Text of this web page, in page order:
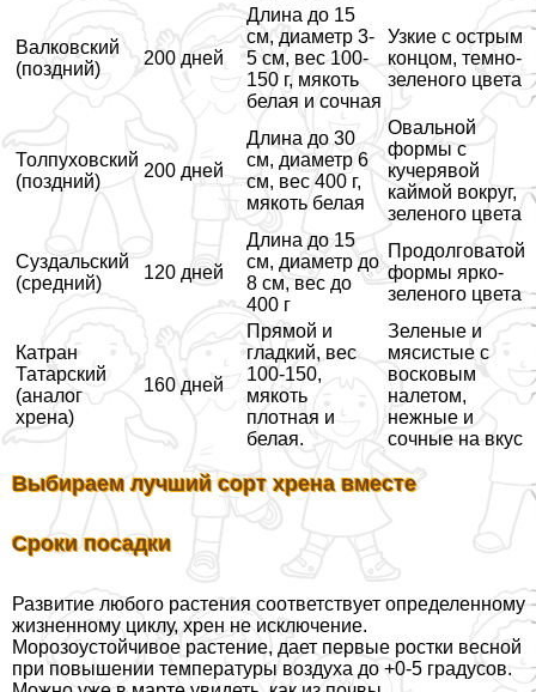
Валковский
(поздний)
200 дней
Длина до 15
см, диаметр 3-
5 см, вес 100-
150 г, мякоть
белая и сочная
Узкие с острым
концом, темно-
зеленого цвета
Толпуховский
(поздний)
200 дней
Длина до 30
см, диаметр 6
см, вес 400 г,
мякоть белая
Овальной
формы с
кучерявой
каймой вокруг,
зеленого цвета
Суздальский
(средний)
120 дней
Длина до 15
см, диаметр до
8 см, вес до
400 г
Продолговатой
формы ярко-
зеленого цвета
Катран
Татарский
(аналог
хрена)
160 дней
Прямой и
гладкий, вес
100-150,
мякоть
плотная и
белая.
Зеленые и
мясистые с
восковым
налетом,
нежные и
сочные на вкус
Выбираем лучший сорт хрена вместе
Сроки посадки
Развитие любого растения соответствует определенному
жизненному циклу, хрен не исключение.
Морозоустойчивое растение, дает первые ростки весной
при повышении температуры воздуха до +0-5 градусов.